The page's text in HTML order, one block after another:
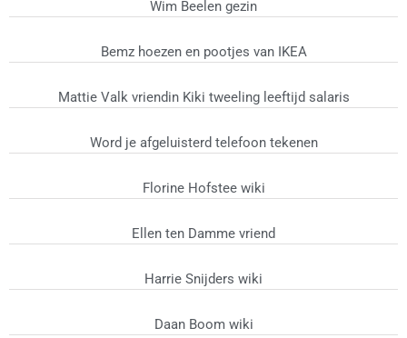
Wim Beelen gezin
Bemz hoezen en pootjes van IKEA
Mattie Valk vriendin Kiki tweeling leeftijd salaris
Word je afgeluisterd telefoon tekenen
Florine Hofstee wiki
Ellen ten Damme vriend
Harrie Snijders wiki
Daan Boom wiki